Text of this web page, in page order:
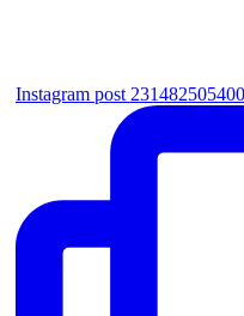
Instagram post